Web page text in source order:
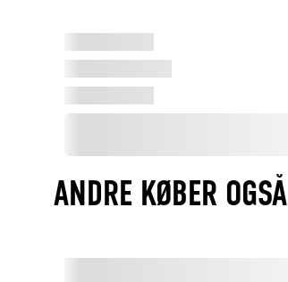
ANDRE KØBER OGSÅ